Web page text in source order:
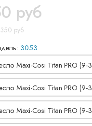
руб
руб
3053